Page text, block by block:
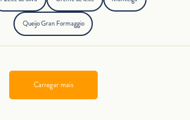
Queijo Gran Formaggio
Carregar mais